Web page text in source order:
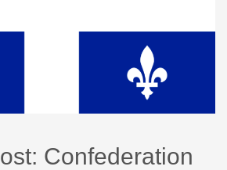
Confederation